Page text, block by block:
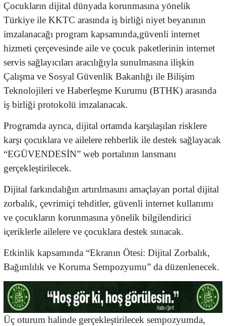
Çocukların dijital dünyada korunmasına yönelik
Türkiye ile KKTC arasında iş birliği niyet beyanının
imzalanacağı program kapsamında,güvenli internet
hizmeti çerçevesinde aile ve çocuk paketlerinin internet
servis sağlayıcıları aracılığıyla sunulmasına ilişkin
Çalışma ve Sosyal Güvenlik Bakanlığı ile Bilişim
Teknolojileri ve Haberleşme Kurumu (BTHK) arasında
iş birliği protokolü imzalanacak.
Programda ayrıca, dijital ortamda karşılaşılan risklere
karşı çocuklara ve ailelere rehberlik ile destek sağlayacak
“EGÜVENDESİN” web portalının lansmanı
gerçekleştirilecek.
Dijital farkındalığın artırılmasını amaçlayan portal dijital
zorbalık, çevrimiçi tehditler, güvenli internet kullanımı
ve çocukların korunmasına yönelik bilgilendirici
içeriklerle ailelere ve çocuklara destek sunacak.
Etkinlik kapsamında “Ekranın Ötesi: Dijital Zorbalık,
Bağımlılık ve Koruma Sempozyumu” da düzenlenecek.
Üç oturum halinde gerçekleştirilecek sempozyumda,